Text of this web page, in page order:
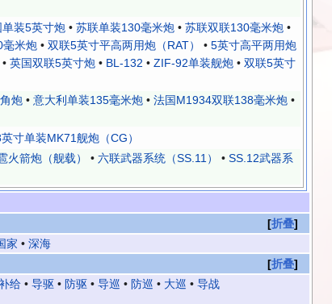
单装5英寸炮 • 苏联单装130毫米炮 • 苏联双联130毫米炮 •
米炮 • 双联5英寸平高两用炮（RAT） • 5英寸高平两用炮
• 英国双联5英寸炮 • BL-132 • ZIF-92单装舰炮 • 双联5英寸
炮 • 意大利单装135毫米炮 • 法国M1934双联138毫米炮 •
寸单装MK71舰炮（CG）
火箭炮（舰载） • 六联武器系统（SS.11） • SS.12武器系
折叠
家 • 深海
折叠
给 • 导驱 • 防驱 • 导巡 • 防巡 • 大巡 • 导战